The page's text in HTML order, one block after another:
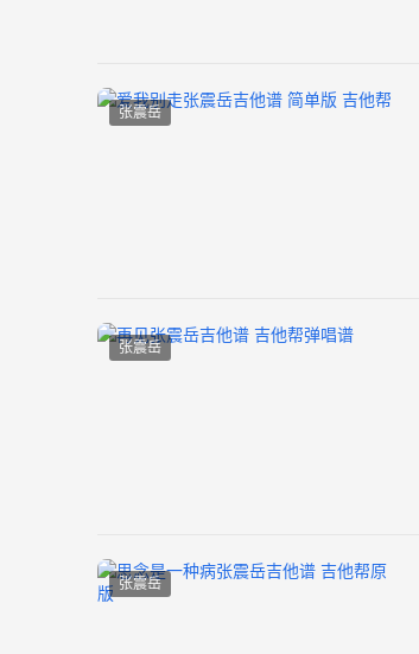
张震岳
张震岳
张震岳